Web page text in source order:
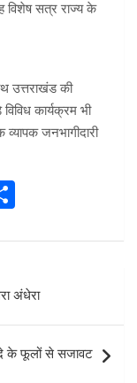
विशेष सत्र राज्य के
उत्तराखंड की
कार्यक्रम भी
जनभागीदारी
ar
e
अंधेरा
गेंदे के फूलों से सजावट